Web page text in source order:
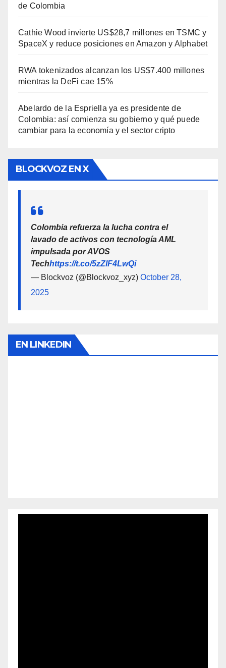
de Colombia
Cathie Wood invierte US$28,7 millones en TSMC y
SpaceX y reduce posiciones en Amazon y Alphabet
RWA tokenizados alcanzan los US$7.400 millones
mientras la DeFi cae 15%
Abelardo de la Espriella ya es presidente de
Colombia: así comienza su gobierno y qué puede
cambiar para la economía y el sector cripto
BLOCKVOZ EN X
Colombia refuerza la lucha contra el
lavado de activos con tecnología AML
impulsada por AVOS
Techhttps://t.co/5zZlF4LwQi
— Blockvoz (@Blockvoz_xyz) October 28,
2025
EN LINKEDIN